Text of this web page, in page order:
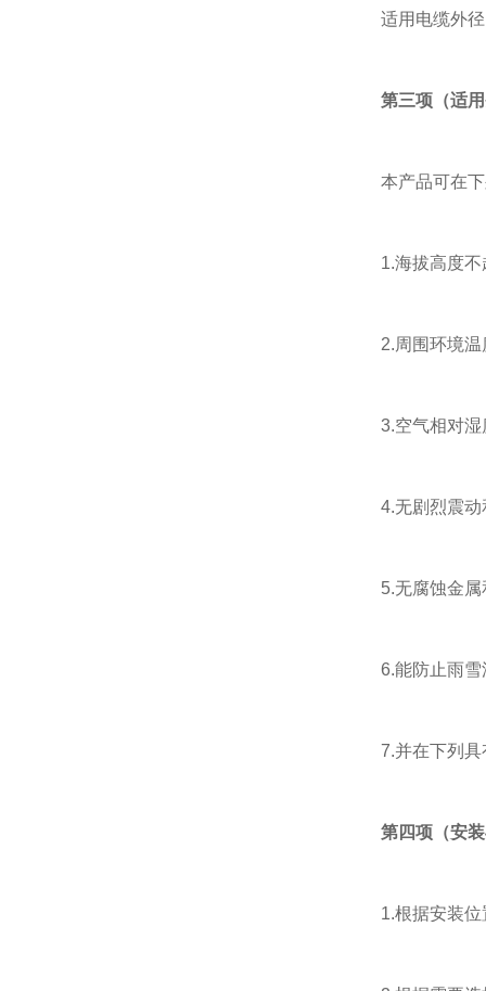
适用电缆外径
第三项（适
本产品可在下
1.海拔高度不
2.周围环境温
3.空气相对湿
4.无剧烈震动
5.无腐蚀金属
6.能防止雨雪
7.并在下列具
第四项（安
1.根据安装位